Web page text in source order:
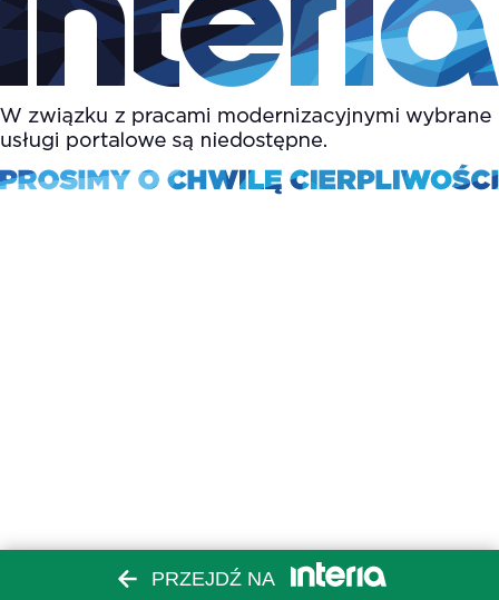
PRZEJDŹ NA